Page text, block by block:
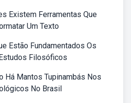
Existem Ferramentas Que
Um Texto
Estão Fundamentados Os
Filosóficos
Há Mantos Tupinambás Nos
No Brasil